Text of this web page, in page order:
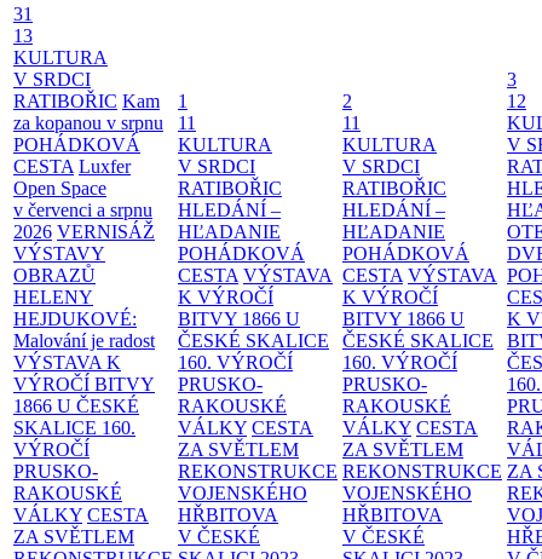
31
13
KULTURA
V SRDCI
RATIBOŘIC Kam
za kopanou v srpnu
POHÁDKOVÁ
CESTA Luxfer
Open Space
v červenci a srpnu
2026 VERNISÁŽ
VÝSTAVY
OBRAZŮ
HELENY
HEJDUKOVÉ:
Malování je radost
VÝSTAVA K
VÝROČÍ BITVY
1866 U ČESKÉ
SKALICE 160.
VÝROČÍ
PRUSKO-
RAKOUSKÉ
VÁLKY CESTA
ZA SVĚTLEM
1
11
KULTURA
V SRDCI
RATIBOŘIC
HLEDÁNÍ –
HĽADANIE
POHÁDKOVÁ
CESTA VÝSTAVA
K VÝROČÍ
BITVY 1866 U
ČESKÉ SKALICE
160. VÝROČÍ
PRUSKO-
RAKOUSKÉ
VÁLKY CESTA
ZA SVĚTLEM
REKONSTRUKCE
VOJENSKÉHO
HŘBITOVA
V ČESKÉ
2
11
KULTURA
V SRDCI
RATIBOŘIC
HLEDÁNÍ –
HĽADANIE
POHÁDKOVÁ
CESTA VÝSTAVA
K VÝROČÍ
BITVY 1866 U
ČESKÉ SKALICE
160. VÝROČÍ
PRUSKO-
RAKOUSKÉ
VÁLKY CESTA
ZA SVĚTLEM
REKONSTRUKCE
VOJENSKÉHO
HŘBITOVA
V ČESKÉ
3
12
V
K
ZA